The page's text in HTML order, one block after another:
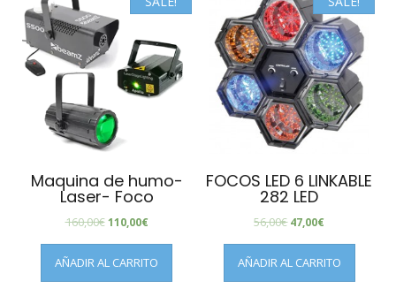
Maquina de humo-
Laser- Foco
160,00€ 110,00€
AÑADIR AL CARRITO
FOCOS LED 6 LINKABLE
282 LED
56,00€ 47,00€
AÑADIR AL CARRITO